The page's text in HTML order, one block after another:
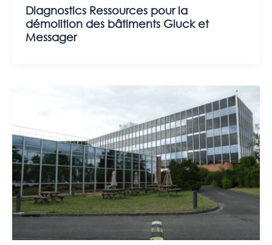
Diagnostics Ressources pour la
démolition des bâtiments Gluck et
Messager